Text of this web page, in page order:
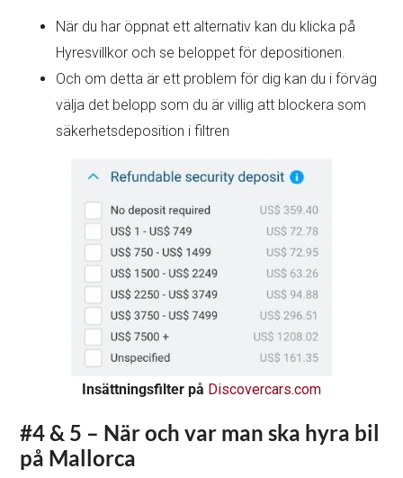
När du har öppnat ett alternativ kan du klicka på
Hyresvillkor och se beloppet för depositionen.
Och om detta är ett problem för dig kan du i förväg
välja det belopp som du är villig att blockera som
säkerhetsdeposition i filtren
Insättningsfilter på Discovercars.com
#4 & 5 – När och var man ska hyra bil
på Mallorca